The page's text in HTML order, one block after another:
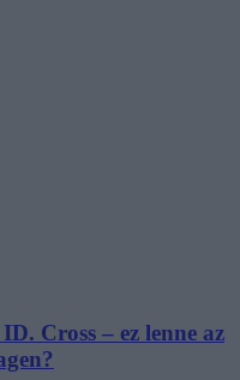
Cross – ez lenne az